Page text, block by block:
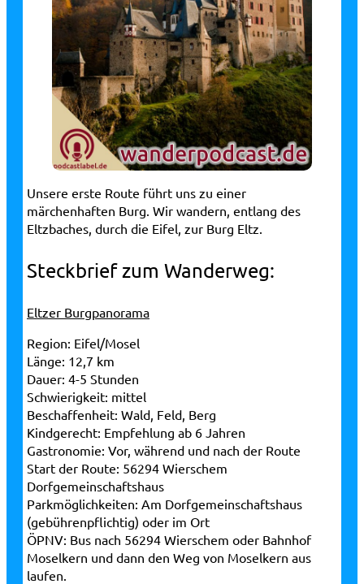
Unsere erste Route führt uns zu einer
märchenhaften Burg. Wir wandern, entlang des
Eltzbaches, durch die Eifel, zur Burg Eltz.
Steckbrief zum Wanderweg:
Eltzer Burgpanorama
Region: Eifel/Mosel
Länge: 12,7 km
Dauer: 4-5 Stunden
Schwierigkeit: mittel
Beschaffenheit: Wald, Feld, Berg
Kindgerecht: Empfehlung ab 6 Jahren
Gastronomie: Vor, während und nach der Route
Start der Route: 56294 Wierschem
Dorfgemeinschaftshaus
Parkmöglichkeiten: Am Dorfgemeinschaftshaus
(gebührenpflichtig) oder im Ort
ÖPNV: Bus nach 56294 Wierschem oder Bahnhof
Moselkern und dann den Weg von Moselkern aus
laufen.